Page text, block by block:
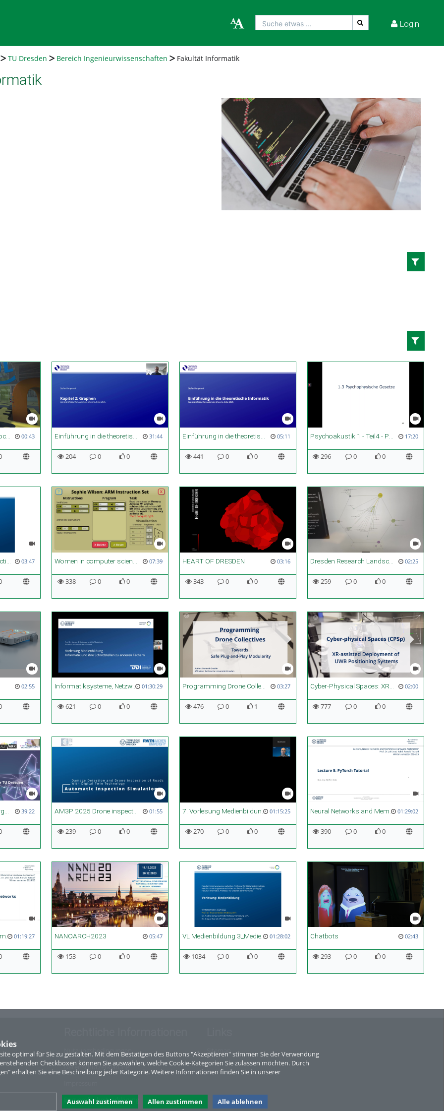
optimal für Sie zu gestalten. Mit dem Bestätigen des Buttons "Akzeptieren" stimmen Sie der Verwendung
Checkboxen können Sie auswählen, welche Cookie-Kategorien Sie zulassen möchten. Durch
erhalten Sie eine Beschreibung jeder Kategorie. Weitere Informationen finden Sie in unserer
Auswahl zustimmen Allen zustimmen Alle ablehnen
Suche etwas ... Login
TU Dresden Bereich Ingenieurwissenschaften Fakultät Informatik
Boids Simulation in Co-located XR | ixlab 00:43 Einführung in die theoretische Informatik, SoSe 2026, Kapitel 2 - Grundlagen 31:44
204
0
0
Einführung in die theoretische Informatik, SoSe 2026, Organisation 05:11
441
0
0
Psychoakustik 1 - Teil4 - Psychophysiklaische Gesetze 17:20
296
0
0
Multimodal Cobot Interaction 03:47 Women in computer science 07:39
338
0
0
HEART OF DRESDEN 03:16
343
0
0
Dresden Research Landscape 02:25
259
0
0
02:55 Informatiksysteme, Netzwerke und Algorithmen 01:30:29
621
0
0
Programming Drone Collectives 03:27
476
0
1
Cyber-Physical Spaces: XR-Assisted Deployment of UWB Positioning Systems 02:00
777
0
0
39:22 01:55
239
0
0
7. Vorlesung Medienbildung Lehrräume, Lernorte und Virtualität 01:15:25
270
0
0
Neural Networks and Memristive Hardware Accelerators - Lecture 05 01:29:02
390
0
0
Neural Networks and Memristive Hardware Accelerators - Lecture 04 01:19:27 NANOARCH2023 05:47
153
0
0
VL Medienbildung 3_Mediendidaktik - Lernen, Lehren, Daten und KI_WS 24-25 01:28:02
1034
0
0
Chatbots 02:43
293
0
0
Nutzungsbedingungen
Datenschutzerklärung
Barrierefreiheitserklärung
Sitemap